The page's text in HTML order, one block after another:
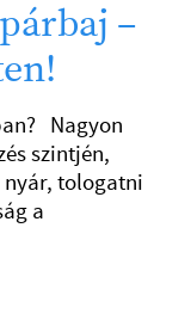
–
Nagyon
szintjén,
tologatni
a